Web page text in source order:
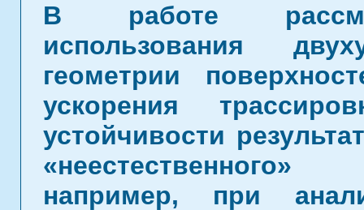
В работе
использования
геометрии
ускорения
устойчивости
например, при